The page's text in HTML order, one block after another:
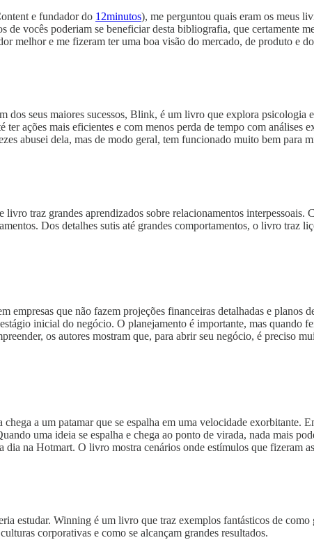
e fundador do 12minutos), me perguntou quais eram os meus
de vocês poderiam se beneficiar desta bibliografia, que certamente
melhor e me fizeram ter uma boa visão do mercado, de produto e
seus maiores sucessos, Blink, é um livro que explora
ter ações mais eficientes e com menos perda de tempo com
abusei dela, mas de modo geral, tem funcionado muito bem para
traz grandes aprendizados sobre relacionamentos
Dos detalhes sutis até grandes comportamentos, o livro traz
empresas que não fazem projeções financeiras detalhadas e
inicial do negócio. O planejamento é importante, mas quando
os autores mostram que, para abrir seu negócio, é preciso
a um patamar que se espalha em uma velocidade exorbitante.
uma ideia se espalha e chega ao ponto de virada, nada mais
na Hotmart. O livro mostra cenários onde estímulos que fizeram
estudar. Winning é um livro que traz exemplos fantásticos de
corporativas e como se alcançam grandes resultados.